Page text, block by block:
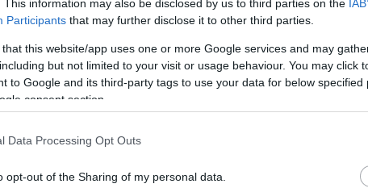
This information may also be disclosed by us to third parties on the
Participants that may further disclose it to other third parties.
that this website/app uses one or more Google services and may
but not limited to your visit or usage behaviour. You may click
to Google and its third-party tags to use your data for below specified
consent section.
Data Processing Opt Outs
opt-out of the Sharing of my personal data.